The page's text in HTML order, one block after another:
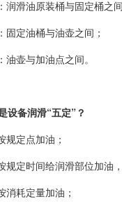
润滑油原装桶与固定桶之间
固定油桶与油壶之间；
油壶与加油点之间。
设备润滑“五定”？
规定点加油；
规定时间给润滑部位加油
消耗定量加油；